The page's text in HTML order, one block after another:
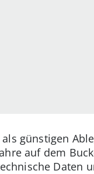
günstigen
auf dem
Daten